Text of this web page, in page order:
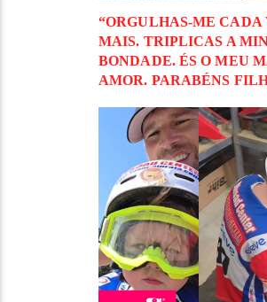
“ORGULHAS-ME CADA
MAIS. TRIPLICAS A
BONDADE. ÉS O MEU
AMOR. PARABÉNS